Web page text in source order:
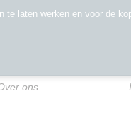
ons
laten werken en voor de